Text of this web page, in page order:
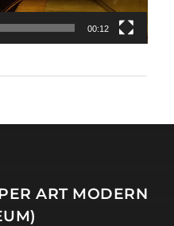
00:12
ART MODERN